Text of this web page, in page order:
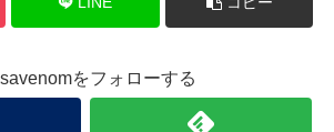
をフォローする